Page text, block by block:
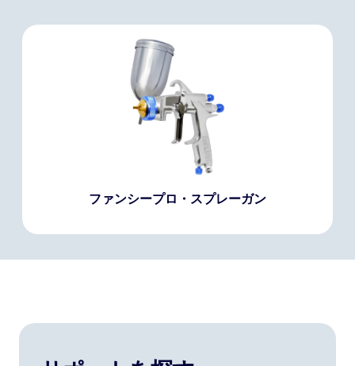
ファンシープロ・スプレーガン